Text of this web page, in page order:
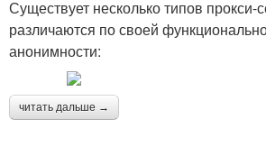
Существует несколько типов прокси-
различаются по своей
анонимности:
читать дальше →